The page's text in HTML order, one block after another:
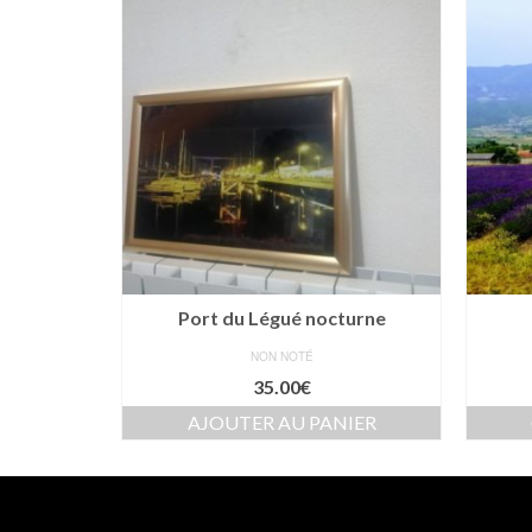
Port du Légué nocturne
NON NOTÉ
35.00€
AJOUTER AU PANIER